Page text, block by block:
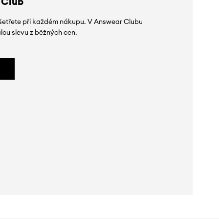
při každém nákupu. V Answear Clubu
slevu z běžných cen.